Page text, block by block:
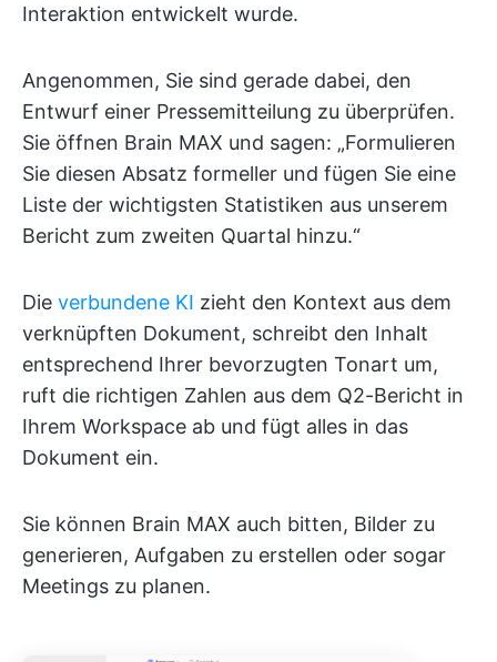
Interaktion entwickelt wurde.
Angenommen, Sie sind gerade dabei, den
Entwurf einer Pressemitteilung zu überprüfen.
Sie öffnen Brain MAX und sagen: „Formulieren
Sie diesen Absatz formeller und fügen Sie eine
Liste der wichtigsten Statistiken aus unserem
Bericht zum zweiten Quartal hinzu.“
Die verbundene KI zieht den Kontext aus dem
verknüpften Dokument, schreibt den Inhalt
entsprechend Ihrer bevorzugten Tonart um,
ruft die richtigen Zahlen aus dem Q2-Bericht in
Ihrem Workspace ab und fügt alles in das
Dokument ein.
Sie können Brain MAX auch bitten, Bilder zu
generieren, Aufgaben zu erstellen oder sogar
Meetings zu planen.